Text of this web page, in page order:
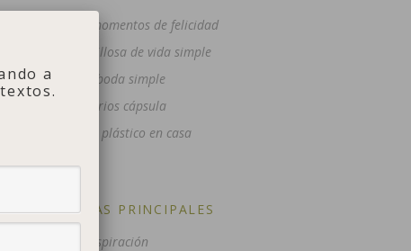
10 pequeños momentos de felicidad
Gente maravillosa de vida simple
Una boda simple
Armarios cápsula
Reducir el plástico en casa
CATEGORÍAS PRINCIPALES
Inspiración
a